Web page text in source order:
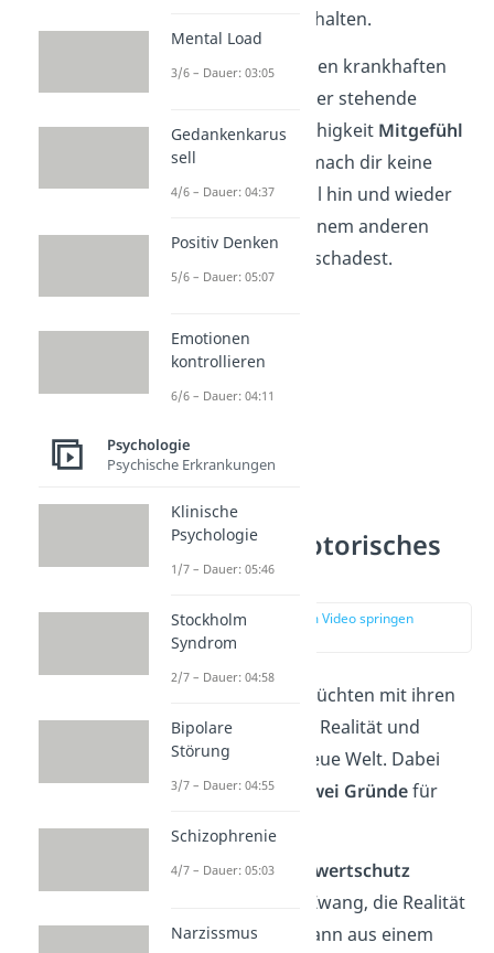
den Traum-Job zu erhalten.
Entscheidend für einen krankhaften
Lügner ist die dahinter stehende
Intentionund die Fähigkeit Mitgefühl
zu empfinden. Also mach dir keine
Sorgen, wenn du mal hin und wieder
lügst, solange du keinem anderen
dadurch absichtlich schadest.
Gründe für notorisches
Lügen
zur Stelle im Video springen
Notorische Lügner flüchten mit ihren
Geschichten aus der Realität und
schaffen sich eine neue Welt. Dabei
unterscheidest du
zwei Gründefür
chronisches Lügen:
Lügen als Selbstwertschutz
Der krankhafte Zwang, die Realität
zu optimieren, kann aus einem
Mental Load
3/6 – Dauer: 03:05
Gedankenkarus
sell
4/6 – Dauer: 04:37
Positiv Denken
5/6 – Dauer: 05:07
Emotionen
kontrollieren
6/6 – Dauer: 04:11
Psychologie
Psychische Erkrankungen
Klinische
Psychologie
1/7 – Dauer: 05:46
Stockholm
Syndrom
2/7 – Dauer: 04:58
Bipolare
Störung
3/7 – Dauer: 04:55
Schizophrenie
4/7 – Dauer: 05:03
Narzissmus